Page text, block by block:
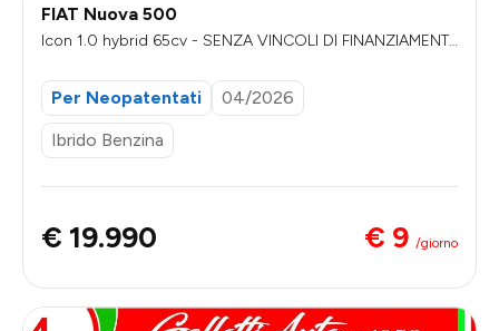
FIAT Nuova 500
Icon 1.0 hybrid 65cv - SENZA VINCOLI DI FINANZIAMENT
Per Neopatentati
04/2026
Ibrido Benzina
€ 19.990 € 9 /giorno